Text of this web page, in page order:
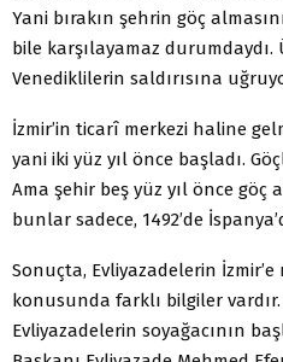
Yani bırakın şehrin göç
bile karşılayamaz
Venediklilerin saldırısına
İzmir’in ticarî merkezi haline
yani iki yüz yıl önce başladı.
Ama şehir beş yüz yıl önce göç
bunlar sadece, 1492’de
Sonuçta, Evliyazadelerin
konusunda farklı bilgiler
Evliyazadelerin soyağacının